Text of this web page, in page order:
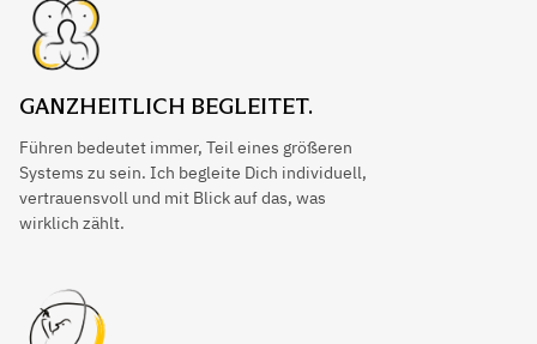
GANZHEITLICH BEGLEITET.
Führen bedeutet immer, Teil eines größeren
Systems zu sein. Ich begleite Dich individuell,
vertrauensvoll und mit Blick auf das, was
wirklich zählt.